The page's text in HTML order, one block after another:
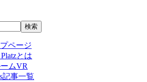
プページ
とは
ムVR
記事一覧